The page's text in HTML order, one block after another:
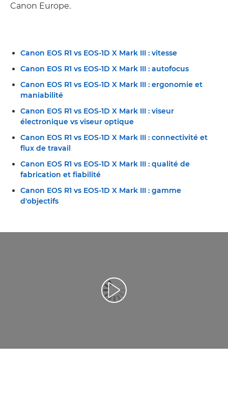
Canon Europe.
Canon EOS R1 vs EOS-1D X Mark III : vitesse
Canon EOS R1 vs EOS-1D X Mark III : autofocus
Canon EOS R1 vs EOS-1D X Mark III : ergonomie et
maniabilité
Canon EOS R1 vs EOS-1D X Mark III : viseur
électronique vs viseur optique
Canon EOS R1 vs EOS-1D X Mark III : connectivité et
flux de travail
Canon EOS R1 vs EOS-1D X Mark III : qualité de
fabrication et fiabilité
Canon EOS R1 vs EOS-1D X Mark III : gamme
d'objectifs
Lancer la vidéo